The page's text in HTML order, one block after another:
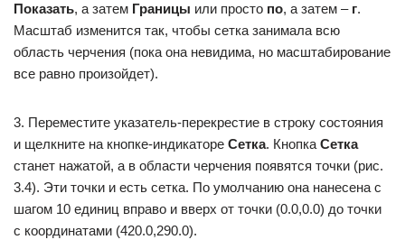
Показать, а затем Границы или просто по, а затем – г.
Масштаб изменится так, чтобы сетка занимала всю
область черчения (пока она невидима, но масштабирование
все равно произойдет).
3. Переместите указатель-перекрестие в строку состояния
и щелкните на кнопке-индикаторе Сетка. Кнопка Сетка
станет нажатой, а в области черчения появятся точки (рис.
3.4). Эти точки и есть сетка. По умолчанию она нанесена с
шагом 10 единиц вправо и вверх от точки (0.0,0.0) до точки
с координатами (420.0,290.0).